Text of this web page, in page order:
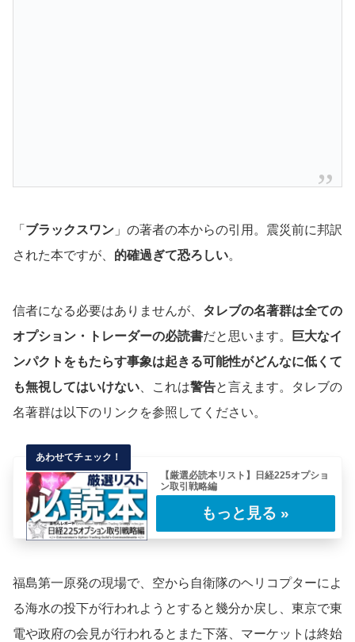
「 ブラックスワン 」の著者の本からの引用。震災前に邦訳
された本ですが、 的確過ぎて恐ろしい。
信者になる必要はありませんが、 タレブの名著群は全ての
オプション・トレーダーの必読書だと思います。
巨大なイ
ンパクトをもたらす事象は起きる可能性がどんなに低くて
も無視してはいけない 、これは警告と言えます。タレブの
名著群は以下のリンクを参照してください。
【厳選必読本リスト】日経225オプショ
ン取引戦略編
わたしが勉強になったと思う本を厳選ピックア
福島第一原発の現場で、空から自衛隊のヘリコプターによ
る海水の投下が行われようとすると幾分か戻し、東京で東
電や政府の会見が行われるとまた下落、マーケットは終始